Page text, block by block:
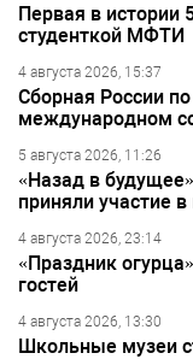
Первая в истории
студенткой МФТИ
4 августа 2026, 15:37
Сборная России
международном
5 августа 2026, 11:26
«Назад в
приняли участие
4 августа 2026, 23:14
«Праздник
гостей
4 августа 2026, 13:30
Школьные музеи